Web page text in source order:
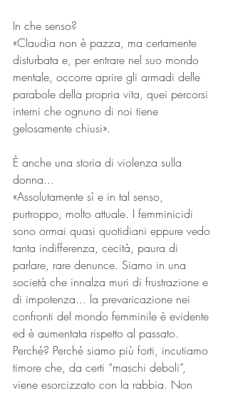
In che senso?
«Claudia non è pazza, ma certamente
disturbata e, per entrare nel suo mondo
mentale, occorre aprire gli armadi delle
parabole della propria vita, quei percorsi
interni che ognuno di noi tiene
gelosamente chiusi».
È anche una storia di violenza sulla
donna...
«Assolutamente sì e in tal senso,
purtroppo, molto attuale. I femminicidi
sono ormai quasi quotidiani eppure vedo
tanta indifferenza, cecità, paura di
parlare, rare denunce. Siamo in una
società che innalza muri di frustrazione e
di impotenza... la prevaricazione nei
confronti del mondo femminile è evidente
ed è aumentata rispetto al passato.
Perché? Perché siamo più forti, incutiamo
timore che, da certi “maschi deboli”,
viene esorcizzato con la rabbia. Non